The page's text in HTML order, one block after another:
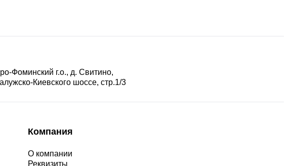
Фоминский г.о., д. Свитино,
Киевского шоссе, стр.1/3
Компания
О компании
Реквизиты